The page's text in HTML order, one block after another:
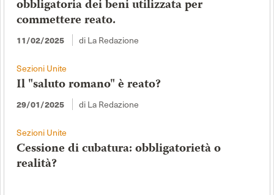
obbligatoria dei beni utilizzata per
commettere reato.
11/02/2025 di La Redazione
Sezioni Unite
Il "saluto romano" è reato?
29/01/2025 di La Redazione
Sezioni Unite
Cessione di cubatura: obbligatorietà o
realità?